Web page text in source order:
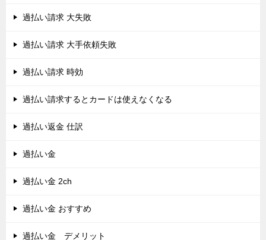
過払い請求 大失敗
過払い請求 大手依頼失敗
過払い請求 時効
過払い請求するとカードは使えなくなる
過払い返金 仕訳
過払い金
過払い金 2ch
過払い金 おすすめ
過払い金 デメリット